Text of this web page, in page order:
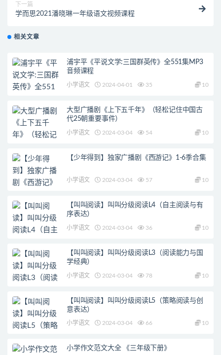
下一篇
学而思2021潘晓琳一年级语文视频课程
相关文章
浦宇平《平说文学:三国群英传》全551集MP3
音频课程
小学语文 2024-04-01 35 10
大型广播剧《上下五千年》（轻松记住中国古
代25朝重要事件）
小学语文 2024-03-04 54 10
【少年得到】独家广播剧《西游记》1-6季合集
小学语文 2024-03-04 57 10
【叫叫阅读】叫叫分级阅读L4（自主阅读与有
序表达）
小学语文 2024-03-04 36 10
【叫叫阅读】叫叫分级阅读L3（阅读能力与国
学经典）
小学语文 2024-03-04 78 10
【叫叫阅读】叫叫分级阅读L5（策略阅读与创
意表达）
小学语文 2024-03-04 66 10
小学作文范文大全 《三年级下册》